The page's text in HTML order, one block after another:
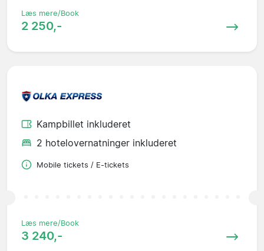
Læs mere/Book
2 250,-
Kampbillet inkluderet
2 hotelovernatninger inkluderet
Mobile tickets / E-tickets
Læs mere/Book
3 240,-